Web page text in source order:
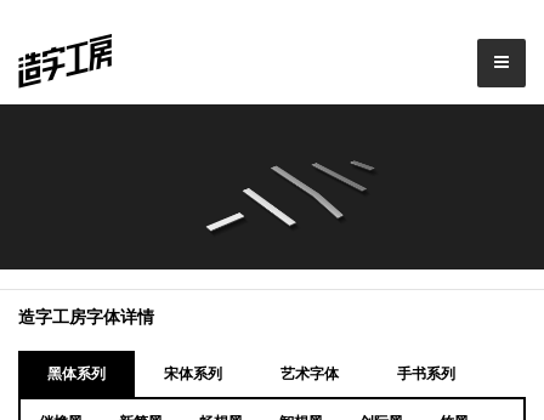
造字工房字体详情
黑体系列 宋体系列 艺术字体 手书系列